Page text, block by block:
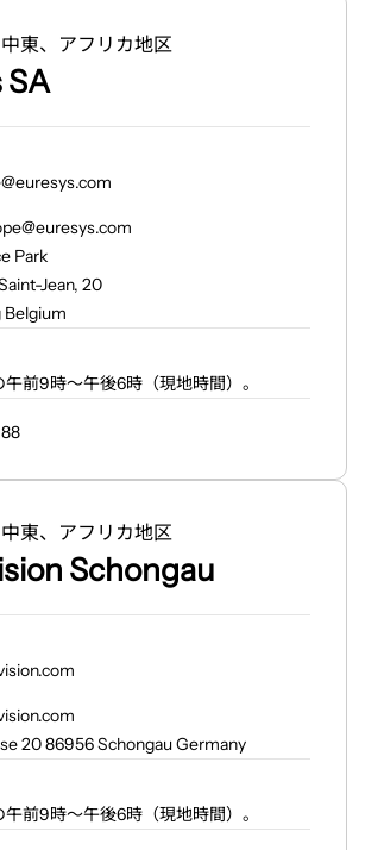
東、アフリカ地区
SA
Park
Jean, 20
Belgium
前9時～午後6時（現地時間）。
東、アフリカ地区
Schongau
20 86956 Schongau Germany
前9時～午後6時（現地時間）。